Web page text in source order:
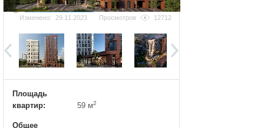
Добавить фотографию
Изменено:
29.11.2023 Просмотров 12712
Площадь
квартир:
59 м2
Общее